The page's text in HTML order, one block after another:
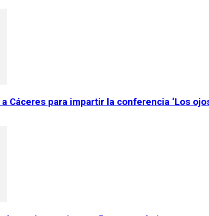
Cáceres para impartir la conferencia ‘Los